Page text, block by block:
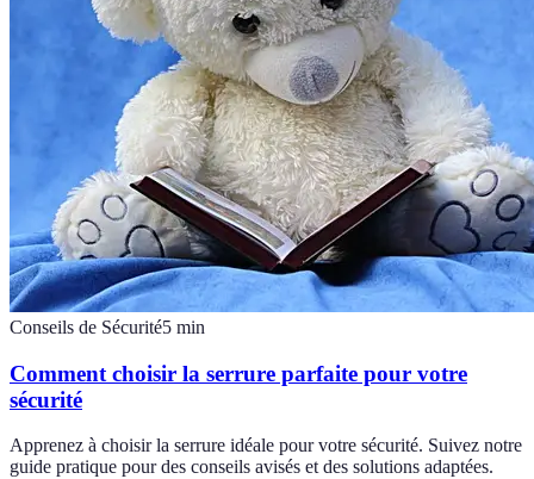
Conseils de Sécurité5 min
Comment choisir la serrure parfaite pour votre
sécurité
Apprenez à choisir la serrure idéale pour votre sécurité. Suivez notre
guide pratique pour des conseils avisés et des solutions adaptées.